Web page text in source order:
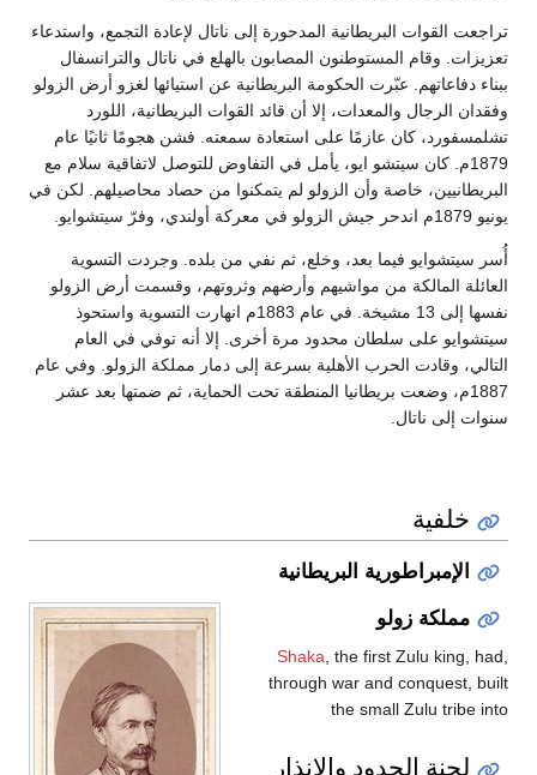
تراجعت القوات البريطانية المدحورة إلى ناتال لإعادة التجمع، واستدعاء
تعزيزات. وقام المستوطنون المصابون بالهلع في ناتال والترانسفال
ببناء دفاعاتهم. عبّرت الحكومة البريطانية عن استيائها لغزو أرض الزولو
وفقدان الرجال والمعدات، إلا أن قائد القوات البريطانية، اللورد
تشلمسفورد، كان عازمًا على استعادة سمعته. فشن هجومًا ثانيًا عام
1879م. كان سيتشو ايو، يأمل في التفاوض للتوصل لاتفاقية سلام مع
البريطانيين، خاصة وأن الزولو لم يتمكنوا من حصاد محاصيلهم. لكن في
يونيو 1879م اندحر جيش الزولو في معركة أولندي، وفرّ سيتشوايو.
أُسر سيتشوايو فيما بعد، وخلع، ثم نفي من بلده. وجردت التسوية
العائلة المالكة من مواشيهم وأرضهم وثروتهم، وقسمت أرض الزولو
نفسها إلى 13 مشيخة. في عام 1883م انهارت التسوية واستحوذ
سيتشوايو على سلطان محدود مرة أخرى. إلا أنه توفي في العام
التالي، وقادت الحرب الأهلية بسرعة إلى دمار مملكة الزولو. وفي عام
1887م، وضعت بريطانيا المنطقة تحت الحماية، ثم ضمتها بعد عشر
سنوات إلى ناتال.
خلفية
الإمبراطورية البريطانية
مملكة زولو
Shaka , the first Zulu king, had,
through war and conquest, built
the small Zulu tribe into
لجنة الحدود والانذار